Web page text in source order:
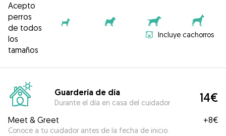
Acepto
perros
de todos
los
tamaños
Incluye cachorros
Guardería de día
Durante el día en casa del cuidador 14€
Meet & Greet
Conoce a tu cuidador antes de la fecha de inicio.
+8€